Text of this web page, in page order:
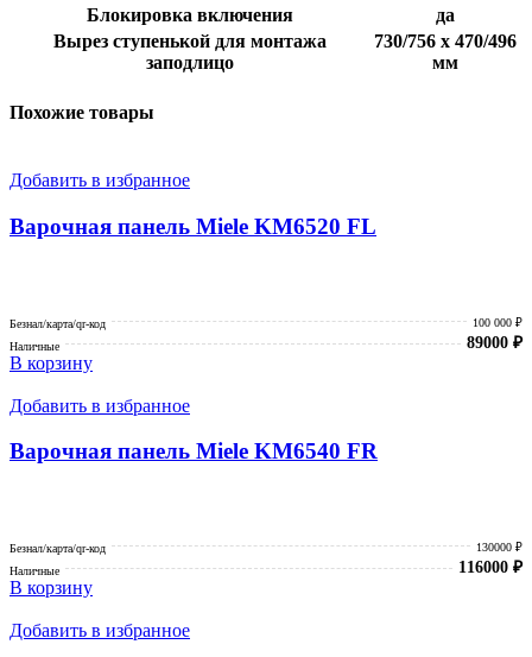
Блокировка включения
да
Вырез ступенькой для монтажа
заподлицо
730/756 х 470/496
мм
Похожие товары
Добавить в избранное
Варочная панель Miele KM6520 FL
Безнал/карта/qr-код
100 000 ₽
Наличные
89000 ₽
В корзину
Добавить в избранное
Варочная панель Miele KM6540 FR
Безнал/карта/qr-код
130000 ₽
Наличные
116000 ₽
В корзину
Добавить в избранное